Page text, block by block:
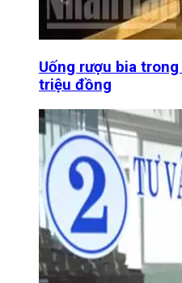
Uống rượu bia
triệu đồng